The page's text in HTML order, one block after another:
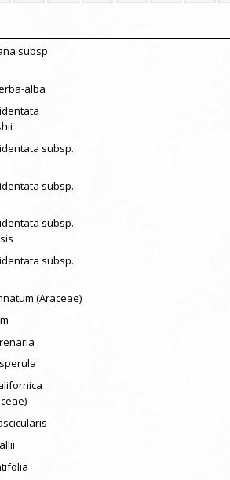
subsp.
alba
subsp.
subsp.
subsp.
subsp.
(Araceae)